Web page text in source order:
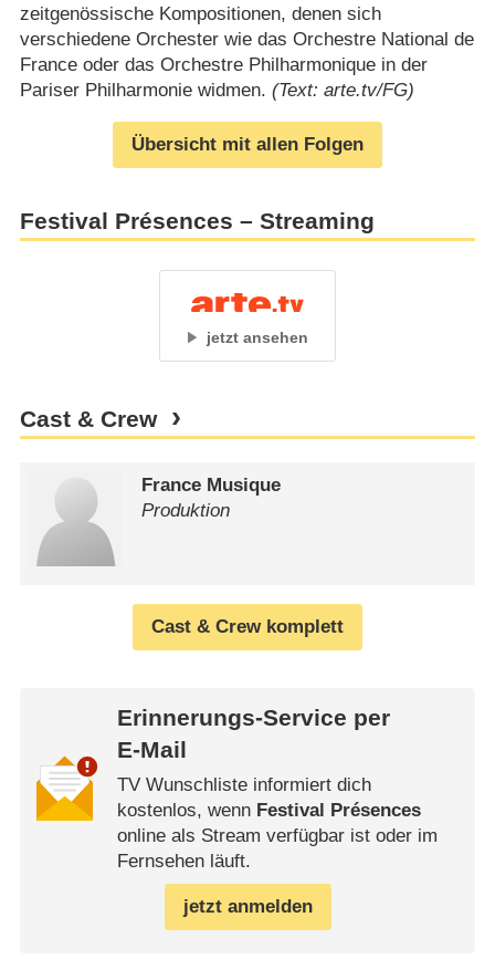
zeitgenössische Kompositionen, denen sich
verschiedene Orchester wie das Orchestre National de
France oder das Orchestre Philharmonique in der
Pariser Philharmonie widmen. (Text: arte.tv/FG)
Übersicht mit allen Folgen
Festival Présences – Streaming
jetzt ansehen
Cast & Crew
France Musique
Produktion
Cast & Crew komplett
Erinnerungs-Service per
E-Mail
TV Wunschliste informiert dich
kostenlos, wenn Festival Présences
online als Stream verfügbar ist oder im
Fernsehen läuft.
jetzt anmelden